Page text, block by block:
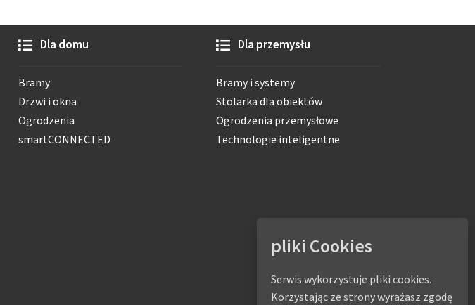
Dla domu
Bramy
Drzwi i okna
Ogrodzenia
smartCONNECTED
Dla przemysłu
Bramy i systemy
Stolarka dla obiektów
Ogrodzenia przemysłowe
Technologie inteligentne
pliki Cookies
Serwis wykorzystuje pliki cookies.
Korzystając ze strony wyrażasz zgodę